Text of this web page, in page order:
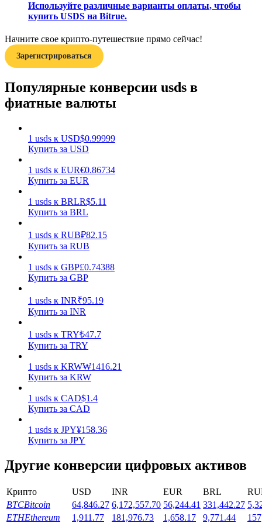
Заработок
Силовая свинья
Стейкинг
Высокая прибыль и мгновенный доступ
Гибкая ставка для заработка популярных токенов
Используйте различные варианты оплаты, чтобы
купить USDS на Bitrue.
Начните свое крипто-путешествие прямо сейчас!
Зарегистрироваться
Популярные конверсии usds в
фиатные валюты
1 usds к USD$0.99999
Купить за USD
1 usds к EUR€0.86734
Купить за EUR
1 usds к BRLR$5.11
Купить за BRL
1 usds к RUB₽82.15
Купить за RUB
1 usds к GBP£0.74388
Купить за GBP
1 usds к INR₹95.19
Купить за INR
1 usds к TRY₺47.7
Купить за TRY
1 usds к KRW₩1416.21
Купить за KRW
1 usds к CAD$1.4
Купить за CAD
1 usds к JPY¥158.36
Купить за JPY
Другие конверсии цифровых активов
Крипто USD INR EUR BRL
BTCBitcoin 64,846.27 6,172,557.70 56,244.41 331,442.27
ETHEthereum 1,911.77 181,976.73 1,658.17 9,771.44